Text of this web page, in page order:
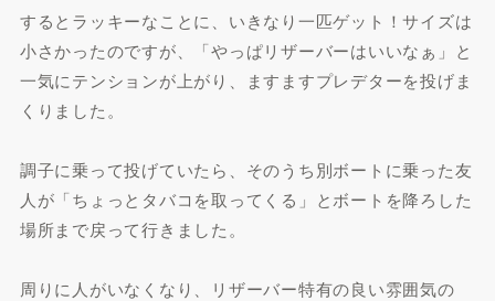
するとラッキーなことに、いきなり一匹ゲット！サイズは
小さかったのですが、「やっぱリザーバーはいいなぁ」と
一気にテンションが上がり、ますますプレデターを投げま
くりました。
調子に乗って投げていたら、そのうち別ボートに乗った友
人が「ちょっとタバコを取ってくる」とボートを降ろした
場所まで戻って行きました。
周りに人がいなくなり、リザーバー特有の良い雰囲気の